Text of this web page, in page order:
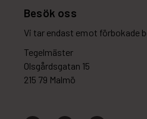
Besök oss
Vi tar endast emot förbokade
Tegelmäster
Olsgårdsgatan 15
215 79 Malmö